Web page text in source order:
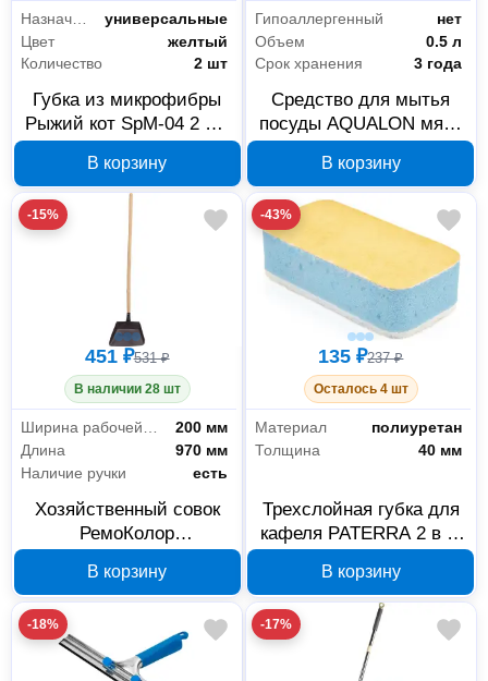
универсальные
Цвет
желтый
Количество
2 шт
Губка из микрофибры
Рыжий кот SpM-04 2 шт
В корзину
Гипоаллергенный
нет
Объем
0.5 л
Срок хранения
3 года
Средство для мытья
посуды AQUALON мята
В корзину
-15%
451 ₽531 ₽
В наличии 28 шт
Ширина рабочей части
200 мм
Длина
970 мм
Наличие ручки
есть
Хозяйственный совок
РемоКолор
деревянной рукояткой
75 см 61-1-012
В корзину
-43%
135 ₽237 ₽
Осталось 4 шт
Материал
полиуретан
Толщина
40 мм
Трехслойная губка для
кафеля PATERRA 2 в 1,
В корзину
-18% -17%